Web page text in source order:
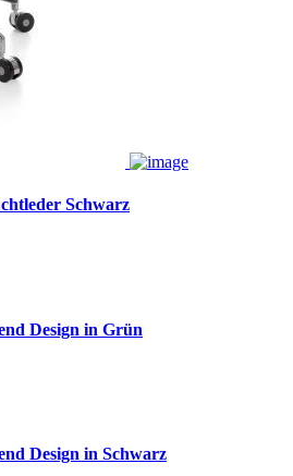
Schwarz
Design in Grün
Design in Schwarz